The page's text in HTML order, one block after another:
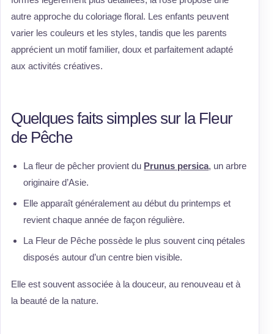
autre approche du coloriage floral. Les enfants peuvent
varier les couleurs et les styles, tandis que les parents
apprécient un motif familier, doux et parfaitement adapté
aux activités créatives.
Quelques faits simples sur la Fleur
de Pêche
La fleur de pêcher provient du Prunus persica, un arbre
originaire d’Asie.
Elle apparaît généralement au début du printemps et
revient chaque année de façon régulière.
La Fleur de Pêche possède le plus souvent cinq pétales
disposés autour d’un centre bien visible.
Elle est souvent associée à la douceur, au renouveau et à
la beauté de la nature.